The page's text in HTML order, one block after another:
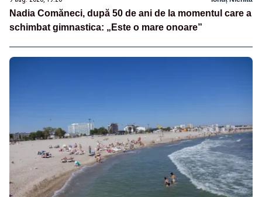
Nadia Comăneci, după 50 de ani de la momentul care a
schimbat gimnastica: „Este o mare onoare”